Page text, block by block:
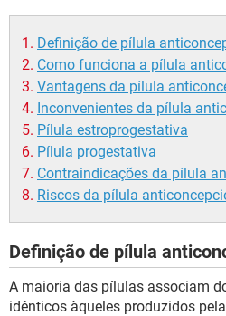
Definição de pílula
Como funciona a pílula
Vantagens da pílula
Inconvenientes da pílula
Pílula estroprogestativa
Pílula progestativa
Contraindicações da pílula
Riscos da pílula
Definição de pílula
A maioria das pílulas associam
idênticos àqueles produzidos